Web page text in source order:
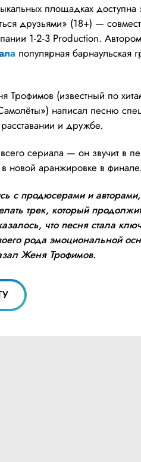
площадках доступна
друзьями» (18+) —
1-2-3 Production.
популярная барнаульская
Трофимов (известный по
написал песню
и дружбе.
сериала — он звучит в
новой аранжировке в
с продюсерами и
трек, который
что песня стала
рода эмоциональной
Женя Трофимов.